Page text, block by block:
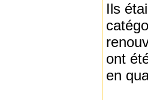
Ils
ont
en